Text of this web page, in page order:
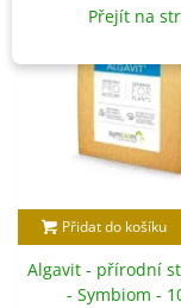
Přidat do košíku
Algavit - přírodní
- Symbiom -
Přejít na